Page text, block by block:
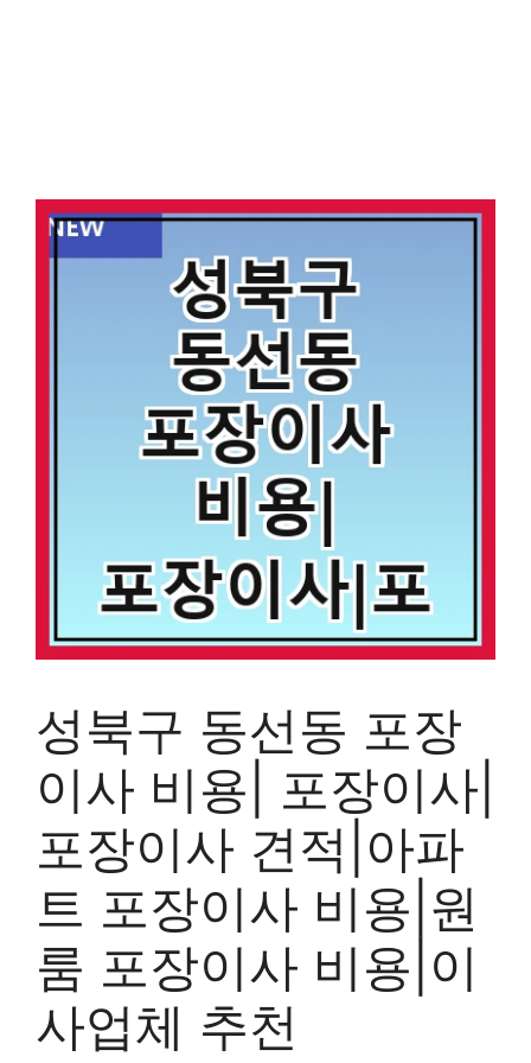
성북구 동선동 포장
이사 비용| 포장이사|
포장이사 견적|아파
트 포장이사 비용|원
룸 포장이사 비용|이
사업체 추천